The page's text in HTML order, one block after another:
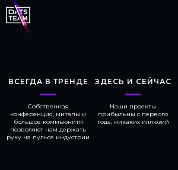
ВСЕГДА В ТРЕНДЕ
Собственная
конференция, митапы и
большое коммьюнити
позволяют нам держать
руку на пульсе индустрии
ЗДЕСЬ И СЕЙЧАС
Наши проекты
прибыльны с первого
года, никаких иллюзий